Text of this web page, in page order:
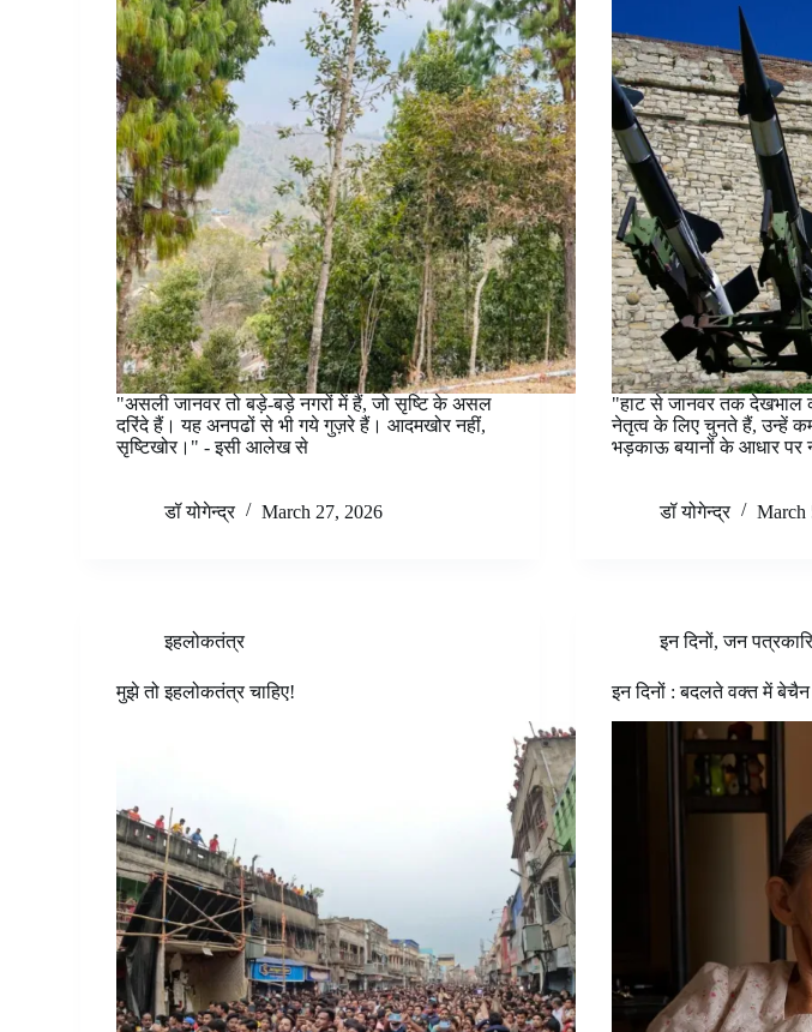
"असली जानवर तो बड़े-बड़े नगरों में हैं, जो सृष्टि के असल
दरिंदे हैं। यह अनपढों से भी गये गुज़रे हैं। आदमखोर नहीं,
सृष्टिखोर।" - इसी आलेख से
डॉ योगेन्द्र March 27, 2026
"हाट से जानवर तक
नेतृत्व के लिए चुनते हैं, उन्हें
भड़काऊ बयानों के आधार
डॉ योगेन्द्र March
इहलोकतंत्र
मुझे तो इहलोकतंत्र चाहिए!
इन दिनों,जन
इन दिनों : बदलते वक्त में